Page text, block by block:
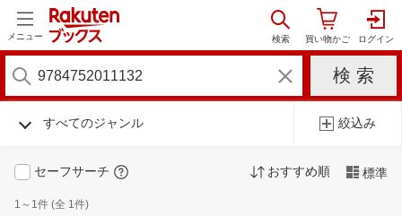
メニュー
すべてのジャンル 絞込み
セーフサーチ おすすめ順 標準
1～1件 (全 1件)